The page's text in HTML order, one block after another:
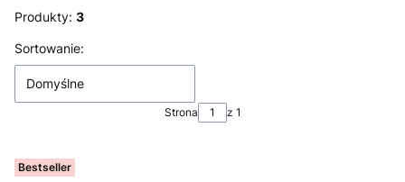
Produkty: 3
Lista produktów
Sortowanie:
Domyślne
Strona z 1
Bestseller